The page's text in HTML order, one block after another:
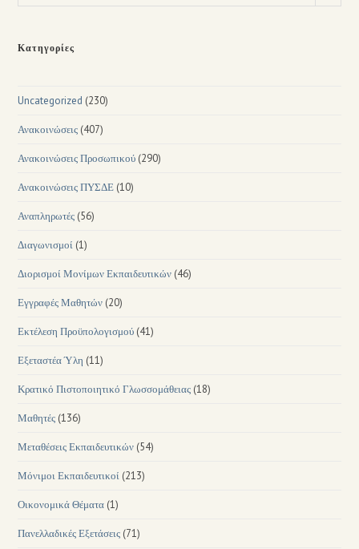
Κατηγορίες
Uncategorized (230)
Ανακοινώσεις (407)
Ανακοινώσεις Προσωπικού (290)
Ανακοινώσεις ΠΥΣΔΕ (10)
Αναπληρωτές (56)
Διαγωνισμοί (1)
Διορισμοί Μονίμων Εκπαιδευτικών (46)
Εγγραφές Μαθητών (20)
Εκτέλεση Προϋπολογισμού (41)
Εξεταστέα Ύλη (11)
Κρατικό Πιστοποιητικό Γλωσσομάθειας (18)
Μαθητές (136)
Μεταθέσεις Εκπαιδευτικών (54)
Μόνιμοι Εκπαιδευτικοί (213)
Οικονομικά Θέματα (1)
Πανελλαδικές Εξετάσεις (71)